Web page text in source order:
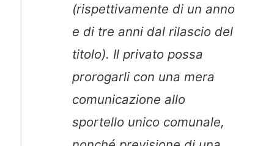
(rispettivamente di un anno
e di tre anni dal rilascio del
titolo). Il privato possa
prorogarli con una mera
comunicazione allo
sportello unico comunale,